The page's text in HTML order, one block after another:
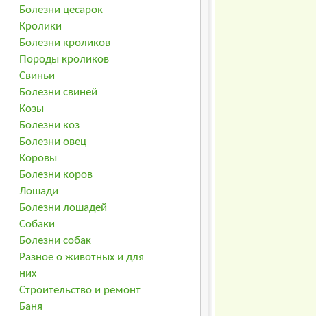
Болезни цесарок
Кролики
Болезни кроликов
Породы кроликов
Свиньи
Болезни свиней
Козы
Болезни коз
Болезни овец
Коровы
Болезни коров
Лошади
Болезни лошадей
Собаки
Болезни собак
Разное о животных и для
них
Строительство и ремонт
Баня